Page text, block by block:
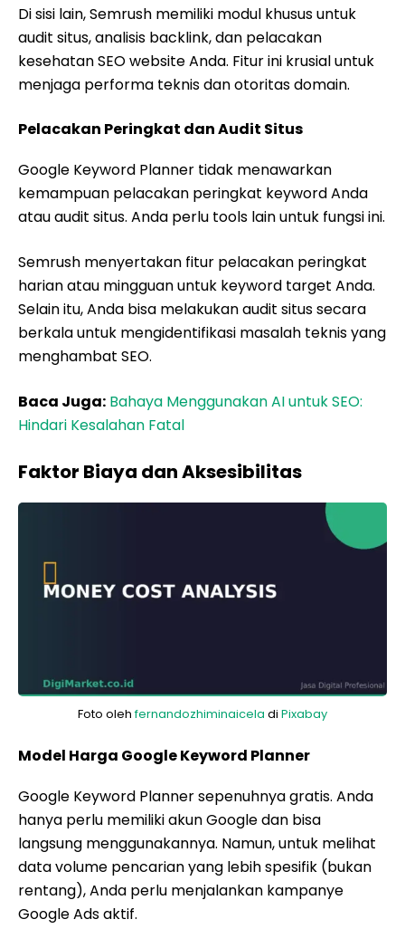
Di sisi lain, Semrush memiliki modul khusus untuk
audit situs, analisis backlink, dan pelacakan
kesehatan SEO website Anda. Fitur ini krusial untuk
menjaga performa teknis dan otoritas domain.
Pelacakan Peringkat dan Audit Situs
Google Keyword Planner tidak menawarkan
kemampuan pelacakan peringkat keyword Anda
atau audit situs. Anda perlu tools lain untuk fungsi ini.
Semrush menyertakan fitur pelacakan peringkat
harian atau mingguan untuk keyword target Anda.
Selain itu, Anda bisa melakukan audit situs secara
berkala untuk mengidentifikasi masalah teknis yang
menghambat SEO.
Baca Juga: Bahaya Menggunakan AI untuk SEO:
Hindari Kesalahan Fatal
Faktor Biaya dan Aksesibilitas
Foto olehfernandozhiminaicela di Pixabay
Model Harga Google Keyword Planner
Google Keyword Planner sepenuhnya gratis. Anda
hanya perlu memiliki akun Google dan bisa
langsung menggunakannya. Namun, untuk melihat
data volume pencarian yang lebih spesifik (bukan
rentang), Anda perlu menjalankan kampanye
Google Ads aktif.